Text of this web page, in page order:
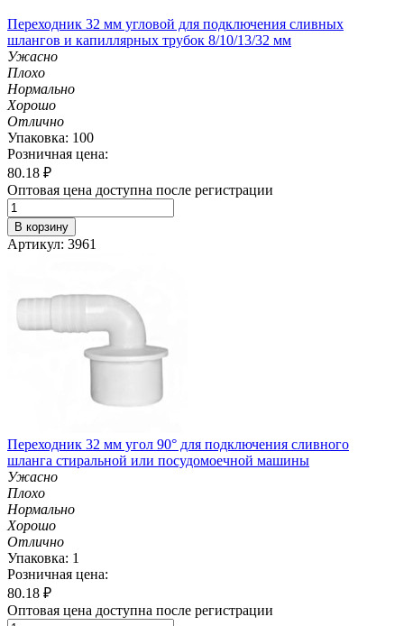
Переходник 32 мм угловой для подключения сливных
шлангов и капиллярных трубок 8/10/13/32 мм
Ужасно
Плохо
Нормально
Хорошо
Отлично
Упаковка: 100
Розничная цена:
80.18 ₽
Оптовая цена доступна после регистрации
В корзину
Артикул: 3961
Переходник 32 мм угол 90° для подключения сливного
шланга стиральной или посудомоечной машины
Ужасно
Плохо
Нормально
Хорошо
Отлично
Упаковка: 1
Розничная цена:
80.18 ₽
Оптовая цена доступна после регистрации